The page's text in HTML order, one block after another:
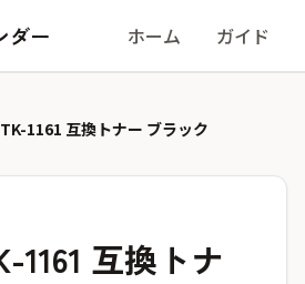
ダー ホーム ガイド
1161 互換トナー ブラック
1161 互換トナ